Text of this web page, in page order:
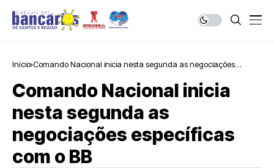
Início Comando Nacional inicia nesta segunda as negociações
Comando Nacional inicia
nesta segunda as
negociações específicas
com o BB